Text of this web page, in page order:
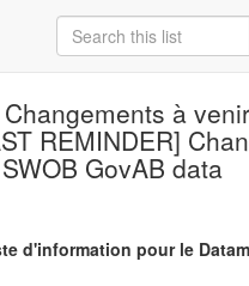
à
REMINDER]
SWOB GovAB data
d'information pour le